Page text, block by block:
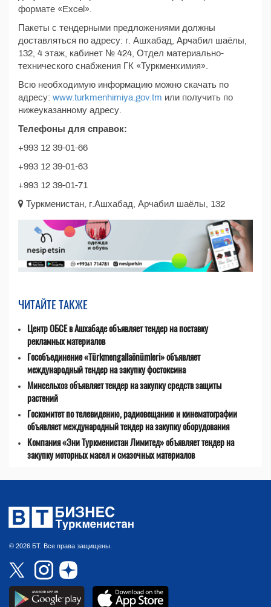
формате «Excel».
Пакеты с тендерными предложениями должны
доставляться по адресу: г. Ашхабад, Арчабил шаёлы,
132, 4 этаж, кабинет № 424, Отдел материально-
технического снабжения ГК «Туркменхимия».
Всю необходимую информацию можно скачать по
адресу: www.turkmenhimiya.gov.tm или получить по
нижеуказанному адресу.
Телефоны для справок:
+993 12 39-01-66
+993 12 39-01-63
+993 12 39-01-71
Туркменистан, г.Ашхабад, Арчабил шаёлы, 132
ЧИТАЙТЕ ТАКЖЕ
Центр ОБСЕ в Ашхабаде объявляет тендер на поставку
рекламных материалов
Гособъединение «Türkmengallaönümleri» объявляет
международный тендер на закупку фостоксина
Минсельхоз объявляет тендер на закупку средств защиты
растений
Госкомитет по телевидению, радиовещанию и кинематографии
объявляет международный тендер на закупку оборудования
Компания «Эни Туркменистан Лимитед» объявляет тендер на
закупку моторных масел и смазочных материалов
© 2026 БТ. Все права защищены.